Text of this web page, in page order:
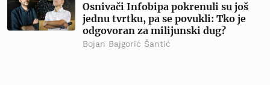
Osnivači Infobipa pokrenuli su još
jednu tvrtku, pa se povukli: Tko je
odgovoran za milijunski dug?
Bojan Bajgorić Šantić